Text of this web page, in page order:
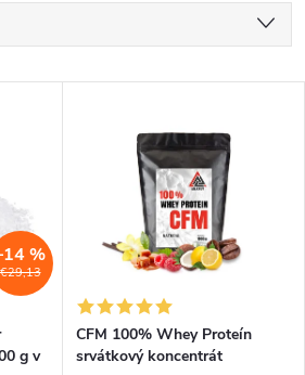
€29,13
%
g v
CFM 100% Whey Proteín
srvátkový koncentrát